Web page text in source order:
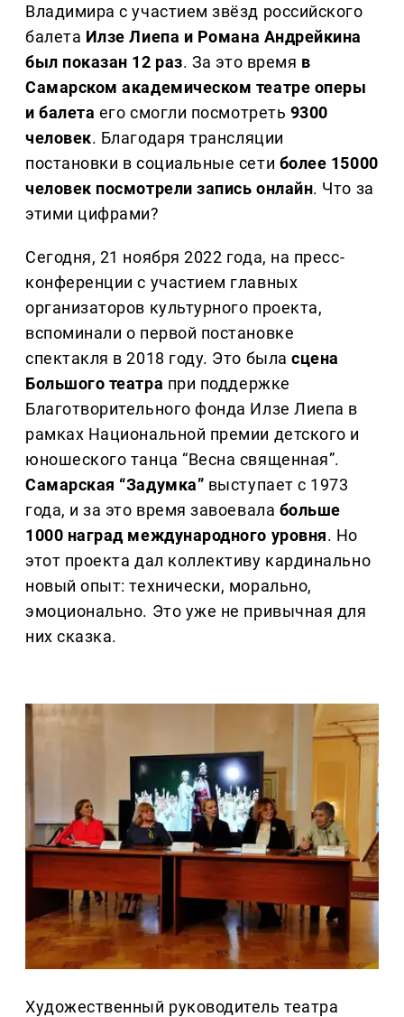
Владимира с участием звёзд российского
балета Илзе Лиепа и Романа Андрейкина
был показан 12 раз. За это время в
Самарском академическом театре оперы
и балета его смогли посмотреть 9300
человек. Благодаря трансляции
постановки в социальные сети более 15000
человек посмотрели запись онлайн. Что за
этими цифрами?
Сегодня, 21 ноября 2022 года, на пресс-
конференции с участием главных
организаторов культурного проекта,
вспоминали о первой постановке
спектакля в 2018 году. Это быласцена
Большого театра при поддержке
Благотворительного фонда Илзе Лиепа в
рамках Национальной премии детского и
юношеского танца “Весна священная”.
Самарская “Задумка” выступает с 1973
года, и за это время завоевала больше
1000 наград международного уровня. Но
этот проекта дал коллективу кардинально
новый опыт: технически, морально,
эмоционально. Это уже не привычная для
них сказка.
Художественный руководитель театра